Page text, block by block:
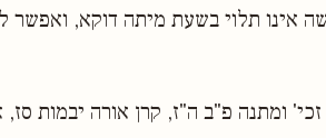
אינו תלוי בשעת מיתה דוקא, ואפשר
ומתנה פ"ב ה"ז, קרן אורה יבמות